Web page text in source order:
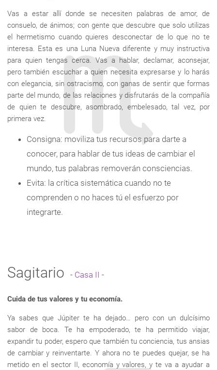
Vas a estar allí donde se necesiten palabras de amor, de
consuelo, de ánimos; con gente que descubre que solo utilizas
el hermetismo cuando quieres desconectar de lo que no te
interesa. Esta es una Luna Nueva diferente y muy instructiva
para quien tengas cerca. Vas a hablar, declamar, aconsejar,
pero también escuchar a quien necesita expresarse y lo harás
con elegancia, sin ostracismo, con ganas de sentir que formas
parte del mundo, de las relaciones y disfrutarás de la compañía
de quien te descubre, asombrado, embelesado, tal vez, por
primera vez.
Consigna: moviliza tus recursos para darte a
conocer, para hablar de tus ideas de cambiar el
mundo, tus palabras removerán consciencias.
Evita: la crítica sistemática cuando no te
comprenden o no haces tú el esfuerzo por
integrarte.
Sagitario - Casa II -
Cuida de tus valores y tu economía.
Ya sabes que Júpiter te ha dejado… pero con un dulcísimo
sabor de boca. Te ha empoderado, te ha permitido viajar,
expandir tu poder, espero que también tu conciencia, tus ansias
de cambiar y reinventarte. Y ahora no te puedes quejar, se ha
metido en el sector II, economía y valores, y te va a ayudar a